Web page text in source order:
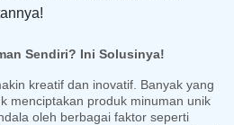
Sendiri? Ini Solusinya!
kreatif dan inovatif. Banyak yang
menciptakan produk minuman unik
oleh berbagai faktor seperti